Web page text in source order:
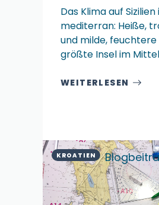
Das Klima auf
mediterran: Heiße,
und milde,
größte Insel im
WEITERLESEN
KROATIEN